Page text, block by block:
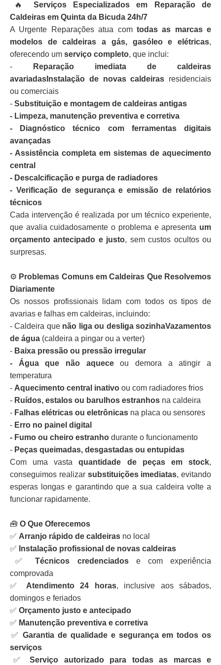
🔥
Serviços Especializados em Reparação de
Caldeiras em Quinta da Bicuda 24h/7
A Urgente Reparações atua com todas as marcas e
modelos de caldeiras a gás, gasóleo e elétricas,
oferecendo um serviço completo, que inclui:
-
Reparação imediata de caldeiras
avariadasInstalação de novas caldeiras residenciais
ou comerciais
- Substituição e montagem de caldeiras antigas
- Limpeza, manutenção preventiva e corretiva
- Diagnóstico técnico com ferramentas digitais
avançadas
- Assistência completa em sistemas de aquecimento
central
- Descalcificação e purga de radiadores
- Verificação de segurança e emissão de relatórios
técnicos
Cada intervenção é realizada por um técnico experiente,
que avalia cuidadosamente o problema e apresenta um
orçamento antecipado e justo, sem custos ocultos ou
surpresas.
⚙️ Problemas Comuns em Caldeiras Que Resolvemos
Diariamente
Os nossos profissionais lidam com todos os tipos de
avarias e falhas em caldeiras, incluindo:
- Caldeira que não liga ou desliga sozinhaVazamentos
de água (caldeira a pingar ou a verter)
- Baixa pressão ou pressão irregular
- Água que não aqueceou demora a atingir a
temperatura
- Aquecimento central inativo ou com radiadores frios
- Ruídos, estalos ou barulhos estranhos na caldeira
- Falhas elétricas ou eletrônicas na placa ou sensores
- Erro no painel digital
- Fumo ou cheiro estranho durante o funcionamento
- Peças queimadas, desgastadas ou entupidas
Com uma vastaquantidade de peças em stock,
conseguimos realizar substituições imediatas, evitando
esperas longas e garantindo que a sua caldeira volte a
funcionar rapidamente.
🧰 O Que Oferecemos
✅ Arranjo rápido de caldeiras no local
✅ Instalação profissional de novas caldeiras
✅Técnicos credenciadose com experiência
comprovada
✅ Atendimento 24 horas, inclusive aos sábados,
domingos e feriados
✅ Orçamento justo e antecipado
✅ Manutenção preventiva e corretiva
✅Garantia de qualidade e segurança em todos os
serviços
✅Serviço autorizado para todas as marcas e